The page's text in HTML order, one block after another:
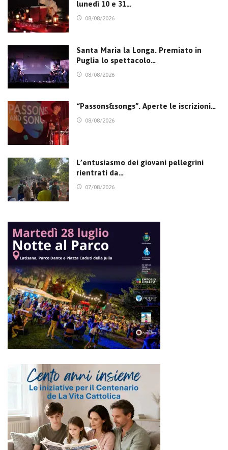
lunedì 10 e 31…
08/08/2026
Santa Maria la Longa. Premiato in
Puglia lo spettacolo…
08/08/2026
“Passons&songs”. Aperte le iscrizioni…
08/08/2026
L’entusiasmo dei giovani pellegrini
rientrati da…
07/08/2026